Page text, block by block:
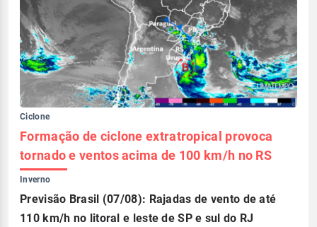
Ciclone
Formação de ciclone extratropical provoca
tornado e ventos acima de 100 km/h no RS
Inverno
Previsão Brasil (07/08): Rajadas de vento de até
110 km/h no litoral e leste de SP e sul do RJ